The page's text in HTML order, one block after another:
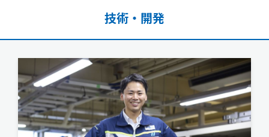
技術・開発